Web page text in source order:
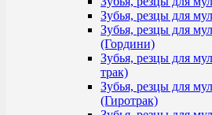
Зубья, резцы для
Зубья, резцы для
(Гордини)
Зубья, резцы для
трак)
Зубья, резцы для
(Гиротрак)